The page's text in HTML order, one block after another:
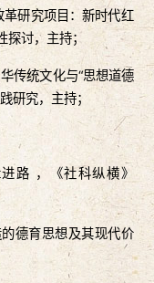
研究项目：新时代红
探讨，主持；
传统文化与“思想道德
研究，主持；
路 ，《社科纵横》
德育思想及其现代价